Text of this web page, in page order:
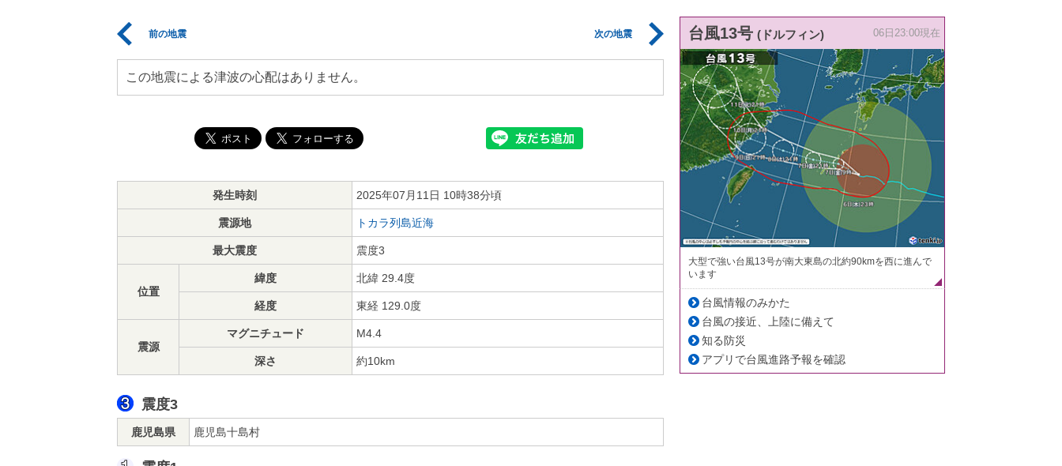
前の地震 次の地震
この地震による津波の心配はありません。
発生時刻 2025年07月11日 10時38分頃
震源地 トカラ列島近海
最大震度 震度3
位置
緯度 北緯 29.4度
経度 東経 129.0度
震源
マグニチュード M4.4
深さ 約10km
震度3
鹿児島県 鹿児島十島村
台風13号 (ドルフィン) 06日23:00現在
大型で強い台風13号が南大東島の北約90kmを西に進んで
います
台風情報のみかた
台風の接近、上陸に備えて
知る防災
アプリで台風進路予報を確認